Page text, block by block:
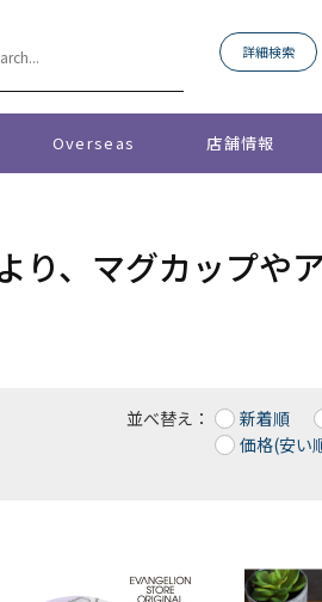
詳細検索
Overseas 店舗情報
り、マグカップや
並べ替え： 新着順
価格(安い